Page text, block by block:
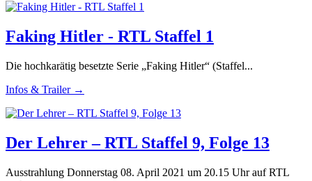
Faking Hitler - RTL Staffel 1
Die hochkarätig besetzte Serie „Faking Hitler“ (Staffel...
Infos & Trailer →
Der Lehrer – RTL Staffel 9, Folge 13
Ausstrahlung Donnerstag 08. April 2021 um 20.15 Uhr auf RTL